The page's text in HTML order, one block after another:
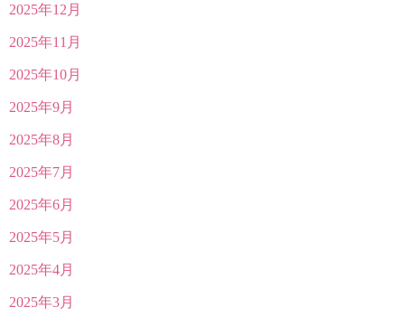
2025年12月
2025年11月
2025年10月
2025年9月
2025年8月
2025年7月
2025年6月
2025年5月
2025年4月
2025年3月